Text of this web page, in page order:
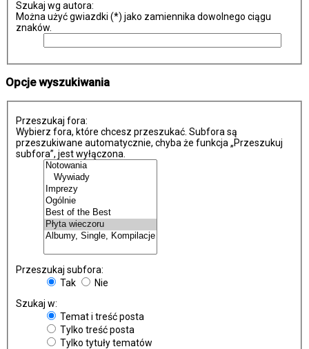
Szukaj wg autora:
Można użyć gwiazdki (*) jako zamiennika dowolnego ciągu
znaków.
Opcje wyszukiwania
Przeszukaj fora:
Wybierz fora, które chcesz przeszukać. Subfora są
przeszukiwane automatycznie, chyba że funkcja „Przeszukuj
subfora”, jest wyłączona.
Przeszukaj subfora:
Tak
Nie
Szukaj w:
Temat i treść posta
Tylko treść posta
Tylko tytuły tematów